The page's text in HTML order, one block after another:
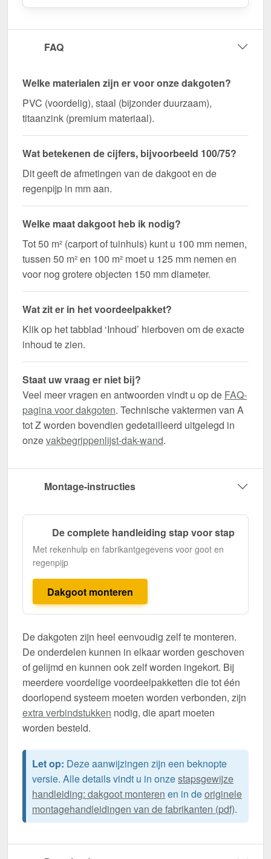
FAQ
Welke materialen zijn er voor onze dakgoten?
PVC (voordelig), staal (bijzonder duurzaam),
titaanzink (premium materiaal).
Wat betekenen de cijfers, bijvoorbeeld 100/75?
Dit geeft de afmetingen van de dakgoot en de
regenpijp in mm aan.
Welke maat dakgoot heb ik nodig?
Tot 50 m² (carport of tuinhuis) kunt u 100 mm nemen,
tussen 50 m² en 100 m² moet u 125 mm nemen en
voor nog grotere objecten 150 mm diameter.
Wat zit er in het voordeelpakket?
Klik op het tabblad ‘Inhoud’ hierboven om de exacte
inhoud te zien.
Staat uw vraag er niet bij?
Veel meer vragen en antwoorden vindt u op de FAQ-
pagina voor dakgoten. Technische vaktermen van A
tot Z worden bovendien gedetailleerd uitgelegd in
onzevakbegrippenlijst-dak-wand.
Montage-instructies
De complete handleiding stap voor stap
Met rekenhulp en fabrikantgegevens voor goot en
regenpijp
Dakgoot monteren
De dakgoten zijn heel eenvoudig zelf te monteren.
De onderdelen kunnen in elkaar worden geschoven
of gelijmd en kunnen ook zelf worden ingekort. Bij
meerdere voordelige voordeelpakketten die tot één
doorlopend systeem moeten worden verbonden, zijn
extra verbindstukken nodig, die apart moeten
worden besteld.
Let op: Deze aanwijzingen zijn een beknopte
versie. Alle details vindt u in onzestapsgewijze
handleiding: dakgoot monteren en in deoriginele
montagehandleidingen van de fabrikanten (pdf).